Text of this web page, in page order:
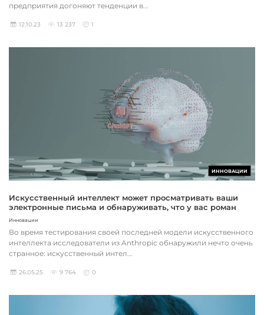
предприятия догоняют тенденции в...
12.10.23 13 237 1
ИННОВАЦИИ
Искусственный интеллект может просматривать ваши
электронные письма и обнаруживать, что у вас роман
Инновации
Во время тестирования своей последней модели искусственного
интеллекта исследователи из Anthropic обнаружили нечто очень
странное: искусственный интел...
26.05.25 9 764 0